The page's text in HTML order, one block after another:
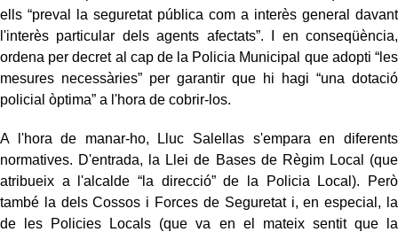
ells “preval la seguretat pública com a interès general davant
l'interès particular dels agents afectats”. I en conseqüència,
ordena per decret al cap de la Policia Municipal que adopti “les
mesures necessàries” per garantir que hi hagi “una dotació
policial òptima” a l'hora de cobrir-los.
A l'hora de manar-ho, Lluc Salellas s'empara en diferents
normatives. D'entrada, la Llei de Bases de Règim Local (que
atribueix a l'alcalde “la direcció” de la Policia Local). Però
també la dels Cossos i Forces de Seguretat i, en especial, la
de les Policies Locals (que va en el mateix sentit que la